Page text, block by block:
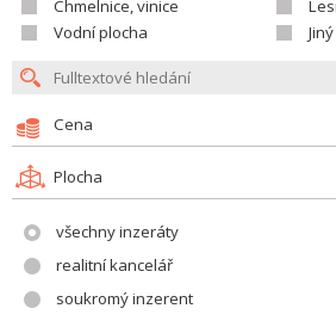
Chmelnice, vinice
Vodní plocha
Cena
Plocha
všechny inzeráty
realitní kancelář
soukromý inzerent